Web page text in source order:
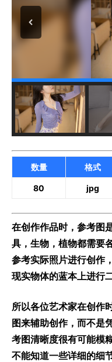
数量 格式
80 jpg
在创作作品时，参考图
具，生物，植物都需要
参考实际照片进行创作
现实物体的蓝本上进行
所以各位艺术家在创作
图来辅助创作，而不是
考图清晰度很有可能模
不能知道一些详细的细